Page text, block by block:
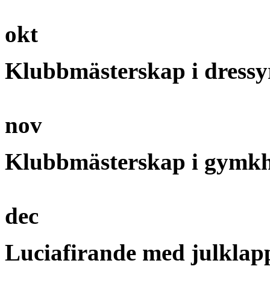
okt
Klubbmästerskap i
nov
Klubbmästerskap i
dec
Luciafirande med